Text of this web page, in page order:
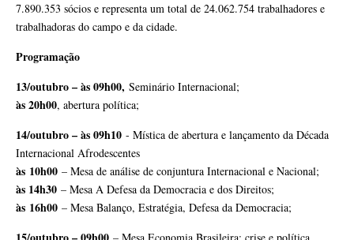
7.890.353 sócios e representa um total de 24.062.754 trabalhadores e
trabalhadoras do campo e da cidade.
Programação
13/outubro – às 09h00, Seminário Internacional;
às 20h00, abertura política;
14/outubro – às 09h10 - Mística de abertura e lançamento da Década
Internacional Afrodescentes
às 10h00 – Mesa de análise de conjuntura Internacional e Nacional;
às 14h30 – Mesa A Defesa da Democracia e dos Direitos;
às 16h00 – Mesa Balanço, Estratégia, Defesa da Democracia;